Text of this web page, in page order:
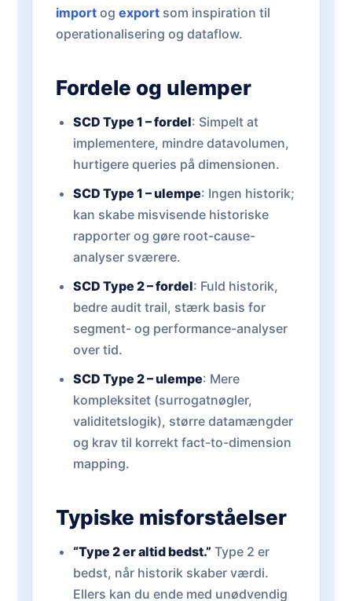
import og export som inspiration til
operationalisering og dataflow.
Fordele og ulemper
SCD Type 1 – fordel: Simpelt at
implementere, mindre datavolumen,
hurtigere queries på dimensionen.
SCD Type 1 – ulempe: Ingen historik;
kan skabe misvisende historiske
rapporter og gøre root-cause-
analyser sværere.
SCD Type 2 – fordel: Fuld historik,
bedre audit trail, stærk basis for
segment- og performance-analyser
over tid.
SCD Type 2 – ulempe: Mere
kompleksitet (surrogatnøgler,
validitetslogik), større datamængder
og krav til korrekt fact-to-dimension
mapping.
Typiske misforståelser
“Type 2 er altid bedst.” Type 2 er
bedst, når historik skaber værdi.
Ellers kan du ende med unødvendig